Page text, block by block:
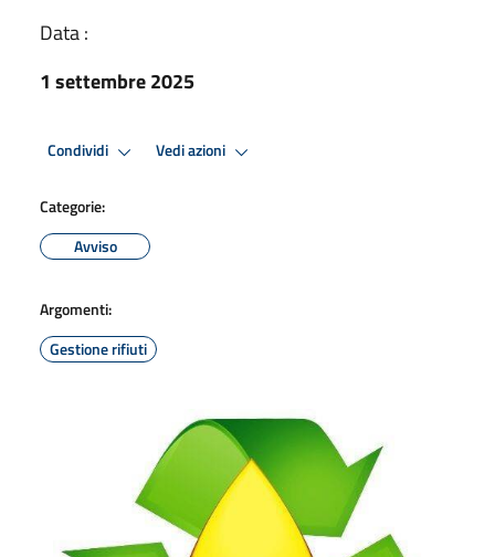
Data :
1 settembre 2025
Condividi Vedi azioni
Categorie:
Avviso
Argomenti:
Gestione rifiuti